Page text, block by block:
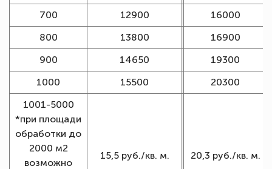
700 12900
16000
800
13800
16900
900
14650
19300
1000
15500
20300
1001-5000
*при площади
обработки до
2000 м2
возможно
15,5 руб./кв. м. 20,3 руб./кв. м.